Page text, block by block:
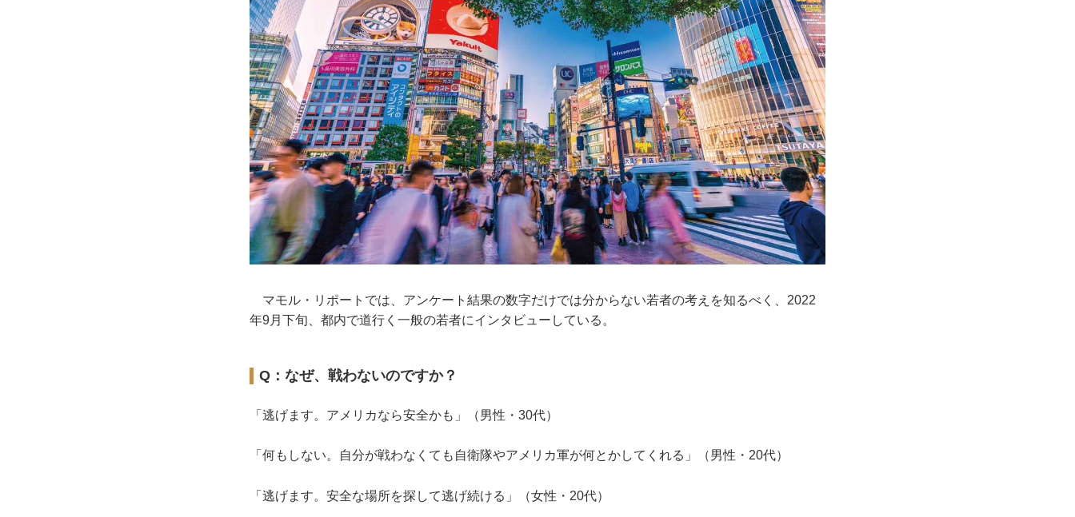
マモル・リポートでは、アンケート結果の数字だけでは分からない若者の考えを知るべく、2022
年9月下旬、都内で道行く一般の若者にインタビューしている。
Q：なぜ、戦わないのですか？
「逃げます。アメリカなら安全かも」（男性・30代）
「何もしない。自分が戦わなくても自衛隊やアメリカ軍が何とかしてくれる」（男性・20代）
「逃げます。安全な場所を探して逃げ続ける」（女性・20代）